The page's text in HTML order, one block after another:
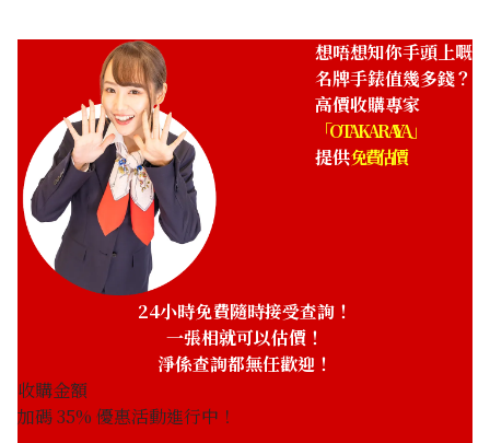
想唔想知你手頭上嘅
名牌手錶值幾多錢？
高價收購專家
「OTAKARAYA」
提供免費估價
24小時免費隨時接受查詢！
一張相就可以估價！
淨係查詢都無任歡迎！
收購金額
加碼35% 優惠活動進行中！